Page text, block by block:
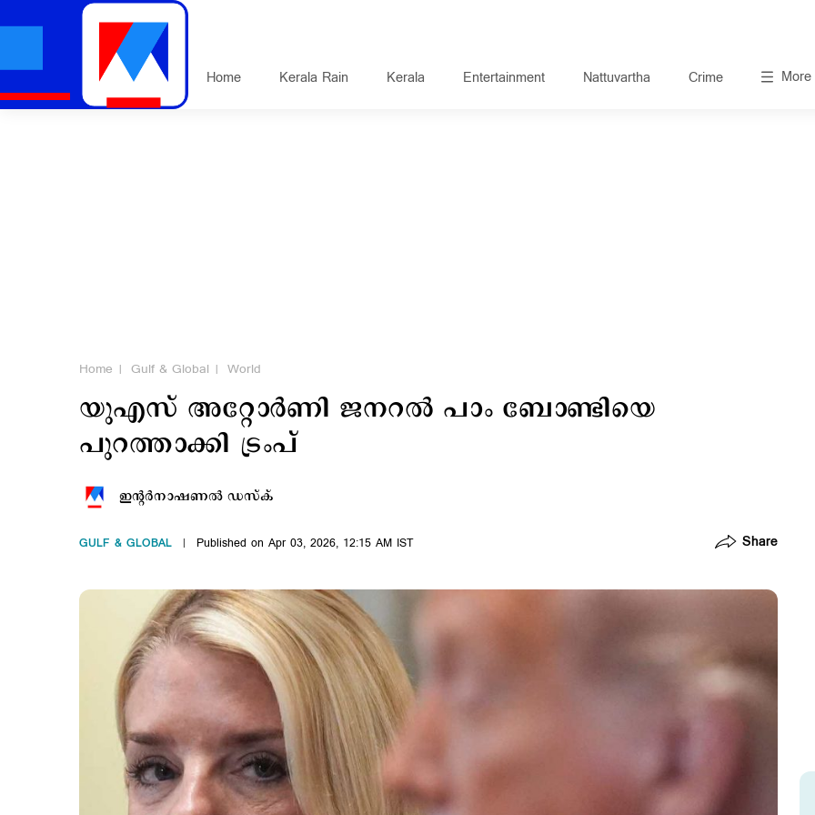
Home Kerala Rain Kerala Entertainment Nattuvartha Crime More
Home Gulf & Global World
യുഎസ് അറ്റോർണി ജനറൽ പാം ബോണ്ടിയെ
പുറത്താക്കി ട്രംപ്
ഇന്‍റര്‍നാഷണല്‍ ഡസ്ക്
GULF & GLOBAL Published on Apr 03, 2026, 12:15 AM IST Share